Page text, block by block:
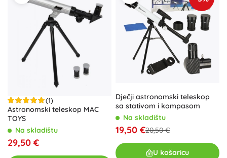
(1)
Astronomski teleskop MAC
TOYS
Na skladištu
29,50 €
Dječji astronomski teleskop
sa stativom i kompasom
Na skladištu
19,50 €20,50 €
U košaricu